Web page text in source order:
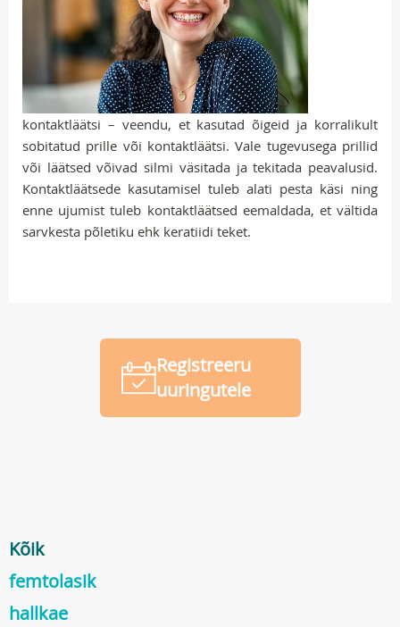
kontaktläätsi – veendu, et kasutad õigeid ja korralikult
sobitatud prille või kontaktläätsi. Vale tugevusega prillid
või läätsed võivad silmi väsitada ja tekitada peavalusid.
Kontaktläätsede kasutamisel tuleb alati pesta käsi ning
enne ujumist tuleb kontaktläätsed eemaldada, et vältida
sarvkesta põletiku ehk keratiidi teket.
Registreeru
uuringutele
Kõik
femtolasik
hallkae